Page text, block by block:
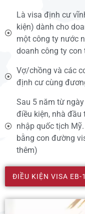
Là visa định cư
kiện) dành cho
một công ty nước
doanh công ty con
Vợ/chồng và các
định cư cùng
Sau 5 năm từ
điều kiện, nhà đầu
nhập quốc tịch
bằng con đường
thêm)
ĐIỀU KIỆN VISA EB-